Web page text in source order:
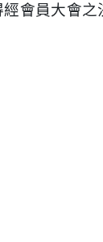
會員大會之